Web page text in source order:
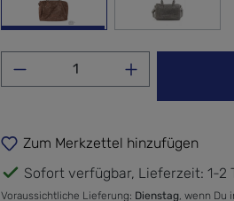
Rosewood fog
Produkt Anzahl: Gib
Zum Merkzettel hinzufügen
Sofort verfügbar, Lieferzeit: 1-2
Voraussichtliche Lieferung: Dienstag , wenn Du